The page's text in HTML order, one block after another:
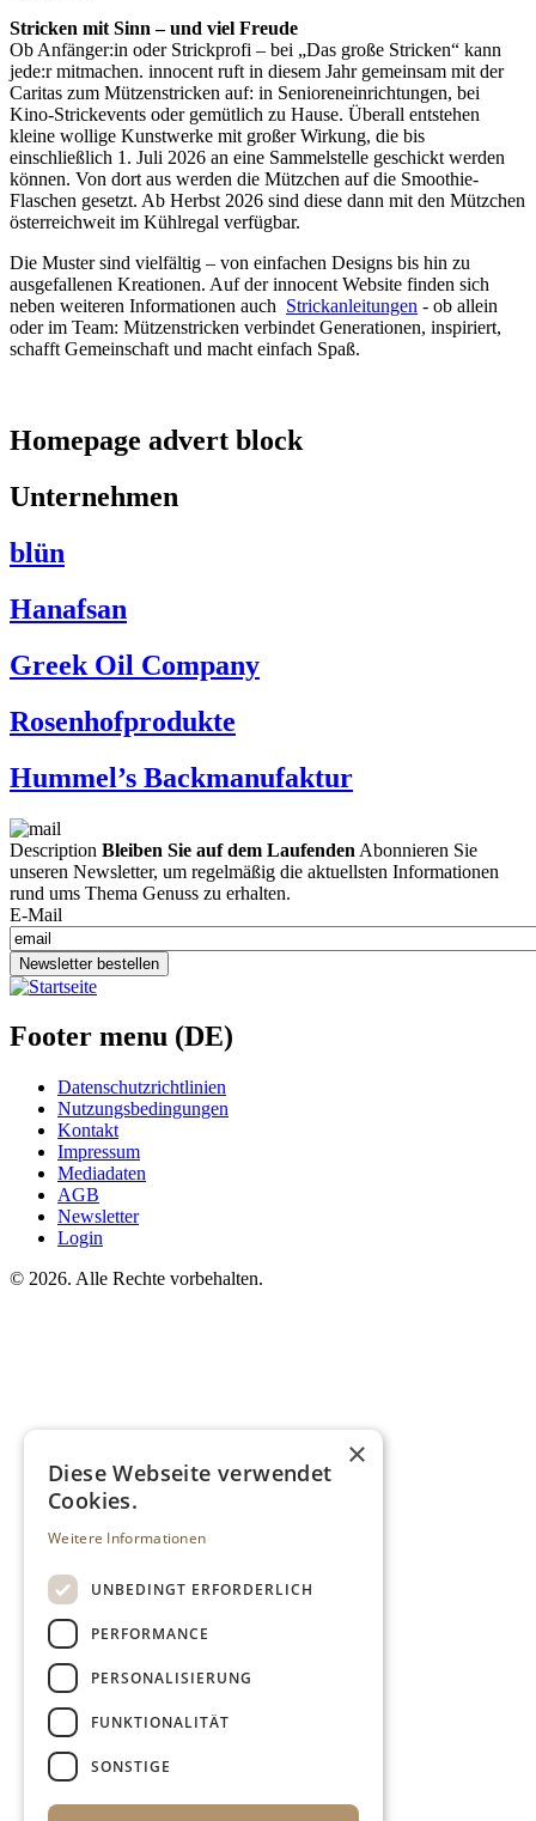
Stricken mit Sinn – und viel Freude
Ob Anfänger:in oder Strickprofi – bei „Das große Stricken“ kann
jede:r mitmachen. innocent ruft in diesem Jahr gemeinsam mit der
Caritas zum Mützenstricken auf: in Senioreneinrichtungen, bei
Kino-Strickevents oder gemütlich zu Hause. Überall entstehen
kleine wollige Kunstwerke mit großer Wirkung, die bis
einschließlich 1. Juli 2026 an eine Sammelstelle geschickt werden
können. Von dort aus werden die Mützchen auf die Smoothie-
Flaschen gesetzt. Ab Herbst 2026 sind diese dann mit den Mützchen
österreichweit im Kühlregal verfügbar.
Die Muster sind vielfältig – von einfachen Designs bis hin zu
ausgefallenen Kreationen. Auf der innocent Website finden sich
neben weiteren Informationen auch Strickanleitungen - ob allein
oder im Team: Mützenstricken verbindet Generationen, inspiriert,
schafft Gemeinschaft und macht einfach Spaß.
Homepage advert block
Unternehmen
blün
Hanafsan
Greek Oil Company
Rosenhofprodukte
Hummel’s Backmanufaktur
Description Bleiben Sie auf dem Laufenden Abonnieren Sie
unseren Newsletter, um regelmäßig die aktuellsten Informationen
rund ums Thema Genuss zu erhalten.
E-Mail
Newsletter bestellen
Footer menu (DE)
Datenschutzrichtlinien
Nutzungsbedingungen
Kontakt
Impressum
Mediadaten
AGB
Newsletter
Login
© 2026. Alle Rechte vorbehalten.
×
Diese Webseite verwendet
Cookies.
Weitere Informationen
UNBEDINGT ERFORDERLICH
PERFORMANCE
PERSONALISIERUNG
FUNKTIONALITÄT
SONSTIGE